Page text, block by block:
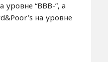
уровне “BBB-”, а
на уровне